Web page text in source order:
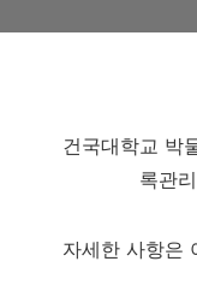
건국대학교 박
록관
자세한 사항은